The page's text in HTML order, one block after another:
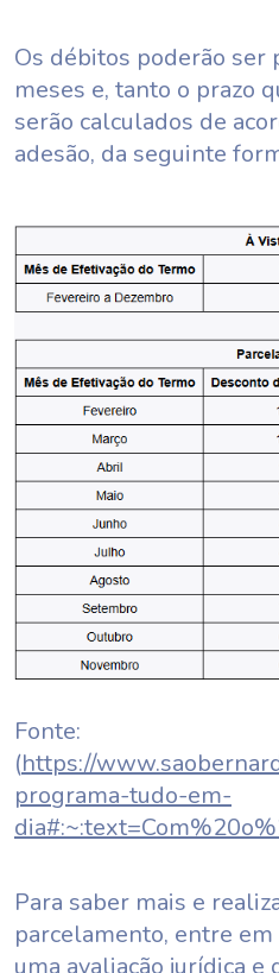
Os débitos poderão ser
meses e, tanto o prazo
serão calculados de
adesão, da seguinte
Fonte:
(https://
programa-tudo-em-
Para saber mais e
parcelamento, entre
uma avaliação jurídica e